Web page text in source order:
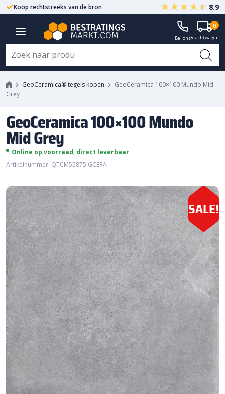
Koop rechtstreeks van de bron Centrale ligging NL 8.9
Bel onsVrachtwagen
0
GeoCeramica® tegels kopen
GeoCeramica 100×100 Mundo Mid
Grey
GeoCeramica 100×100 Mundo
Mid Grey
Online op voorraad, direct leverbaar
Artikelnummer: QTCM55875.GCERA
SALE!
GeoCeramica 100x100 Mundo Mid
Grey